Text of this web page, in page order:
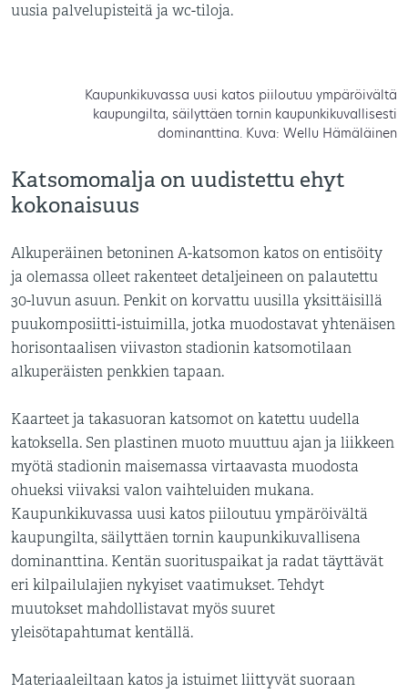
uusia palvelupisteitä ja wc-tiloja.
Kaupunkikuvassa uusi katos piiloutuu ympäröivältä
kaupungilta, säilyttäen tornin kaupunkikuvallisesti
dominanttina. Kuva: Wellu Hämäläinen
Katsomomalja on uudistettu ehyt
kokonaisuus
Alkuperäinen betoninen A-katsomon katos on entisöity
ja olemassa olleet rakenteet detaljeineen on palautettu
30-luvun asuun. Penkit on korvattu uusilla yksittäisillä
puukomposiitti-istuimilla, jotka muodostavat yhtenäisen
horisontaalisen viivaston stadionin katsomotilaan
alkuperäisten penkkien tapaan.
Kaarteet ja takasuoran katsomot on katettu uudella
katoksella. Sen plastinen muoto muuttuu ajan ja liikkeen
myötä stadionin maisemassa virtaavasta muodosta
ohueksi viivaksi valon vaihteluiden mukana.
Kaupunkikuvassa uusi katos piiloutuu ympäröivältä
kaupungilta, säilyttäen tornin kaupunkikuvallisena
dominanttina. Kentän suorituspaikat ja radat täyttävät
eri kilpailulajien nykyiset vaatimukset. Tehdyt
muutokset mahdollistavat myös suuret
yleisötapahtumat kentällä.
Materiaaleiltaan katos ja istuimet liittyvät suoraan